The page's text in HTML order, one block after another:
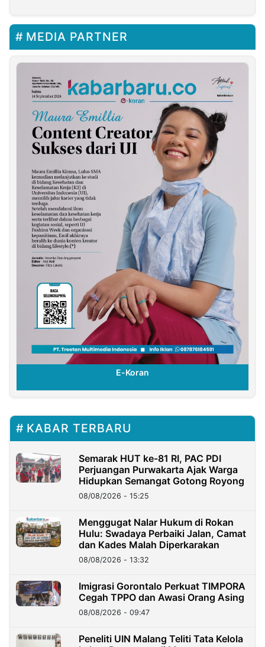
MEDIA PARTNER
E-Koran
KABAR TERBARU
Semarak HUT ke-81 RI, PAC PDI
Perjuangan Purwakarta Ajak Warga
Hidupkan Semangat Gotong Royong
08/08/2026 - 15:25
Menggugat Nalar Hukum di Rokan
Hulu: Swadaya Perbaiki Jalan, Camat
dan Kades Malah Diperkarakan
08/08/2026 - 13:32
Imigrasi Gorontalo Perkuat TIMPORA
Cegah TPPO dan Awasi Orang Asing
08/08/2026 - 09:47
Peneliti UIN Malang Teliti Tata Kelola